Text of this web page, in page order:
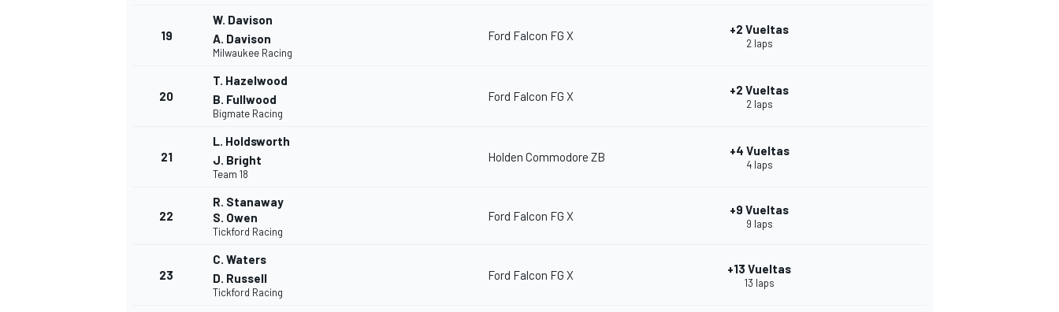
19
W. Davison
A. Davison
Milwaukee Racing
Ford Falcon FG X +2 Vueltas
2 laps
20
T. Hazelwood
B. Fullwood
Bigmate Racing
Ford Falcon FG X +2 Vueltas
2 laps
21
L. Holdsworth
J. Bright
Team 18
Holden Commodore ZB +4 Vueltas
4 laps
22
R. Stanaway
S. Owen
Tickford Racing
Ford Falcon FG X +9 Vueltas
9 laps
23
C. Waters
D. Russell
Tickford Racing
Ford Falcon FG X +13 Vueltas
13 laps